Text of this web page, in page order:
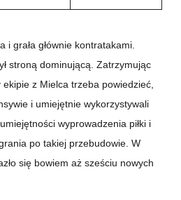
i grała głównie kontratakami.
stroną dominującą. Zatrzymując
z Mielca trzeba powiedzieć,
i umiejętnie wykorzystywali
wyprowadzenia piłki i
po takiej przebudowie. W
się bowiem aż sześciu nowych